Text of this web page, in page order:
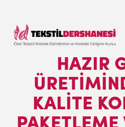
HAZIR
KALITE